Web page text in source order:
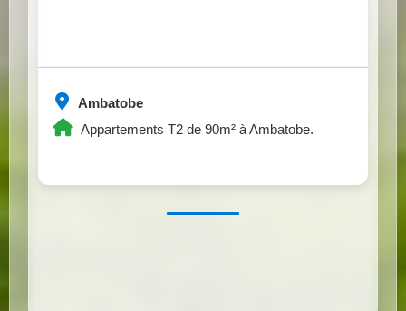
Ambatobe
Appartements T2 de 90m² à Ambatobe.